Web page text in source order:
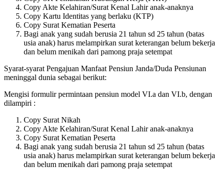
Copy Akte Kelahiran/Surat Kenal Lahir anak-anaknya
Copy Kartu Identitas yang berlaku (KTP)
Copy Surat Kematian Peserta
Bagi anak yang sudah berusia 21 tahun sd 25 tahun (batas
usia anak) harus melampirkan surat keterangan belum bekerja
dan belum menikah dari pamong praja setempat
Syarat-syarat Pengajuan Manfaat Pensiun Janda/Duda Pensiunan
meninggal dunia sebagai berikut:
Mengisi formulir permintaan pensiun model VI.a dan VI.b, dengan
dilampiri :
Copy Surat Nikah
Copy Akte Kelahiran/Surat Kenal Lahir anak-anaknya
Copy Surat Kematian Peserta
Bagi anak yang sudah berusia 21 tahun sd 25 tahun (batas
usia anak) harus melampirkan surat keterangan belum bekerja
dan belum menikah dari pamong praja setempat